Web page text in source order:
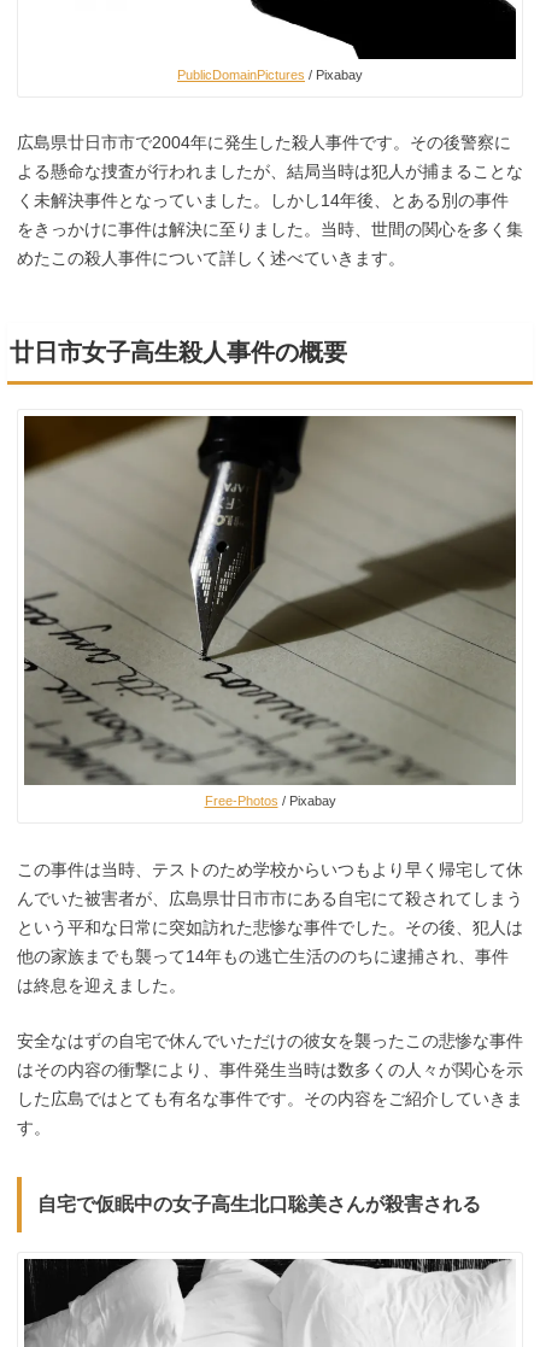
PublicDomainPictures / Pixabay
広島県廿日市市で2004年に発生した殺人事件です。その後警察に
よる懸命な捜査が行われましたが、結局当時は犯人が捕まることな
く未解決事件となっていました。しかし14年後、とある別の事件
をきっかけに事件は解決に至りました。当時、世間の関心を多く集
めたこの殺人事件について詳しく述べていきます。
廿日市女子高生殺人事件の概要
Free-Photos / Pixabay
この事件は当時、テストのため学校からいつもより早く帰宅して休
んでいた被害者が、広島県廿日市市にある自宅にて殺されてしまう
という平和な日常に突如訪れた悲惨な事件でした。その後、犯人は
他の家族までも襲って14年もの逃亡生活ののちに逮捕され、事件
は終息を迎えました。
安全なはずの自宅で休んでいただけの彼女を襲ったこの悲惨な事件
はその内容の衝撃により、事件発生当時は数多くの人々が関心を示
した広島ではとても有名な事件です。その内容をご紹介していきま
す。
自宅で仮眠中の女子高生北口聡美さんが殺害される